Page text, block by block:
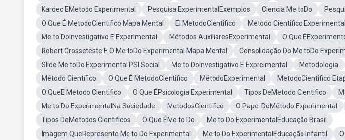
Kardec EMetodo Experimental
Pesquisa ExperimentalExemplos Ciencia Me toDo
O Que É MetodoCientifico Mapa Mental
El MetodoCientifico
Metodo Cientifico
Me to DoInvestigativo E Experimental
Métodos AuxiliaresExperimental
O Que
Robert Grosseteste E O Me toDo Experimental Mapa Mental
Consolidação Do Me toDo
Slide Me toDo Experimental PSI Social
Me to DoInvestigativo E Expreimental Metodologia
Método Científico
O Que É MetodoCientifico MétodoExperimental MetodoCientifico
O QueE Metodo Cientifico
O Que ÉPsicologia Experimental Tipos DeMetodo Cientifico
Me to Do ExperimentalNa Sociedade
MetodosCientifico O Papel DoMétodo Experimental
Tipos DeMetodos Cientificos
O Que ÉMe to Do
Me to Do ExperimentalEducação Brasil
Imagem QueRepresente Me to Do Experimental
Me to Do ExperimentalEducação Infantil